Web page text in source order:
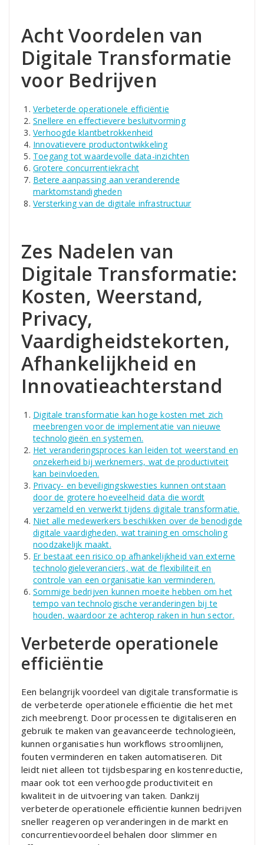
Acht Voordelen van
Digitale Transformatie
voor Bedrijven
Verbeterde operationele efficiëntie
Snellere en effectievere besluitvorming
Verhoogde klantbetrokkenheid
Innovatievere productontwikkeling
Toegang tot waardevolle data-inzichten
Grotere concurrentiekracht
Betere aanpassing aan veranderende
marktomstandigheden
Versterking van de digitale infrastructuur
Zes Nadelen van
Digitale Transformatie:
Kosten, Weerstand,
Privacy,
Vaardigheidstekorten,
Afhankelijkheid en
Innovatieachterstand
Digitale transformatie kan hoge kosten met zich
meebrengen voor de implementatie van nieuwe
technologieën en systemen.
Het veranderingsproces kan leiden tot weerstand en
onzekerheid bij werknemers, wat de productiviteit
kan beïnvloeden.
Privacy- en beveiligingskwesties kunnen ontstaan
door de grotere hoeveelheid data die wordt
verzameld en verwerkt tijdens digitale transformatie.
Niet alle medewerkers beschikken over de benodigde
digitale vaardigheden, wat training en omscholing
noodzakelijk maakt.
Er bestaat een risico op afhankelijkheid van externe
technologieleveranciers, wat de flexibiliteit en
controle van een organisatie kan verminderen.
Sommige bedrijven kunnen moeite hebben om het
tempo van technologische veranderingen bij te
houden, waardoor ze achterop raken in hun sector.
Verbeterde operationele
efficiëntie
Een belangrijk voordeel van digitale transformatie is
de verbeterde operationele efficiëntie die het met
zich meebrengt. Door processen te digitaliseren en
gebruik te maken van geavanceerde technologieën,
kunnen organisaties hun workflows stroomlijnen,
fouten verminderen en taken automatiseren. Dit
leidt niet alleen tot tijdsbesparing en kostenreductie,
maar ook tot een verhoogde productiviteit en
kwaliteit in de uitvoering van taken. Dankzij
verbeterde operationele efficiëntie kunnen bedrijven
sneller reageren op veranderingen in de markt en
concurrentievoordeel behalen door slimmer en